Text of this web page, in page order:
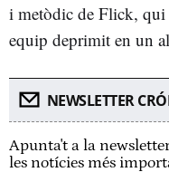
i metòdic de Flick, qui
equip deprimit en un
NEWSLETTER
Apunta't a la
les notícies més